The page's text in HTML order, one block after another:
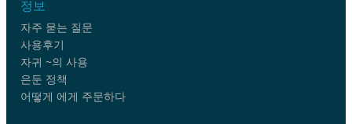
정보
자주 묻는 질문
사용후기
자귀 ~의 사용
은둔 정책
어떻게 에게 주문하다